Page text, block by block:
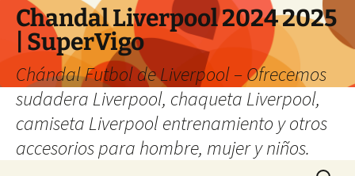
Chandal Liverpool 2024 2025
| SuperVigo
Chándal Futbol de Liverpool – Ofrecemos
sudadera Liverpool, chaqueta Liverpool,
camiseta Liverpool entrenamiento y otros
accesorios para hombre, mujer y niños.
Buscar: